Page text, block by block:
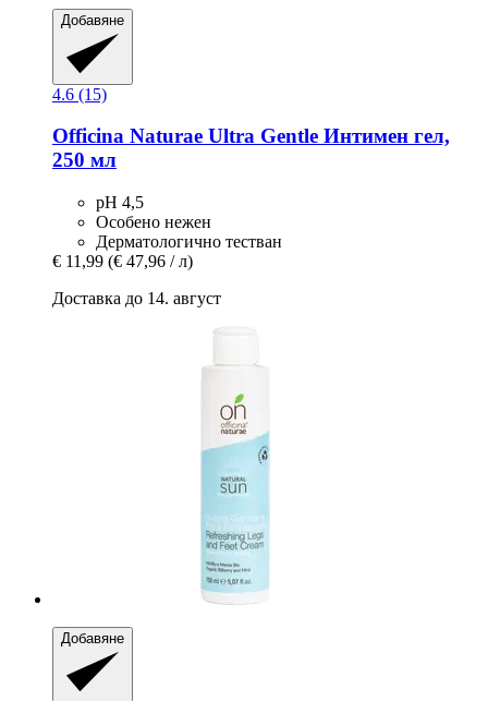
Добавяне
4.6 (15)
Officina Naturae Ultra Gentle Интимен гел,
250 мл
рН 4,5
Особено нежен
Дерматологично тестван
€ 11,99 (€ 47,96 / л)
Доставка до 14. август
Добавяне